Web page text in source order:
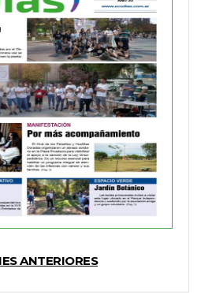
ANTERIORES